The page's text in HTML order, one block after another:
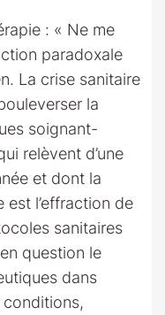
: « Ne me
paradoxale
La crise sanitaire
la
soignant-
relèvent d’une
et dont la
est l’effraction de
sanitaires
question le
dans
conditions,